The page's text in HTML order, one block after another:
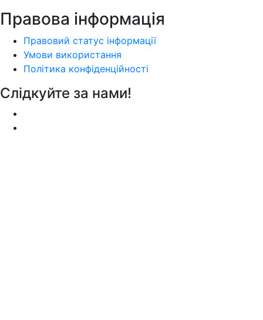
Правова інформація
Правовий статус інформації
Умови використання
Політика конфіденційності
Слідкуйте за нами!